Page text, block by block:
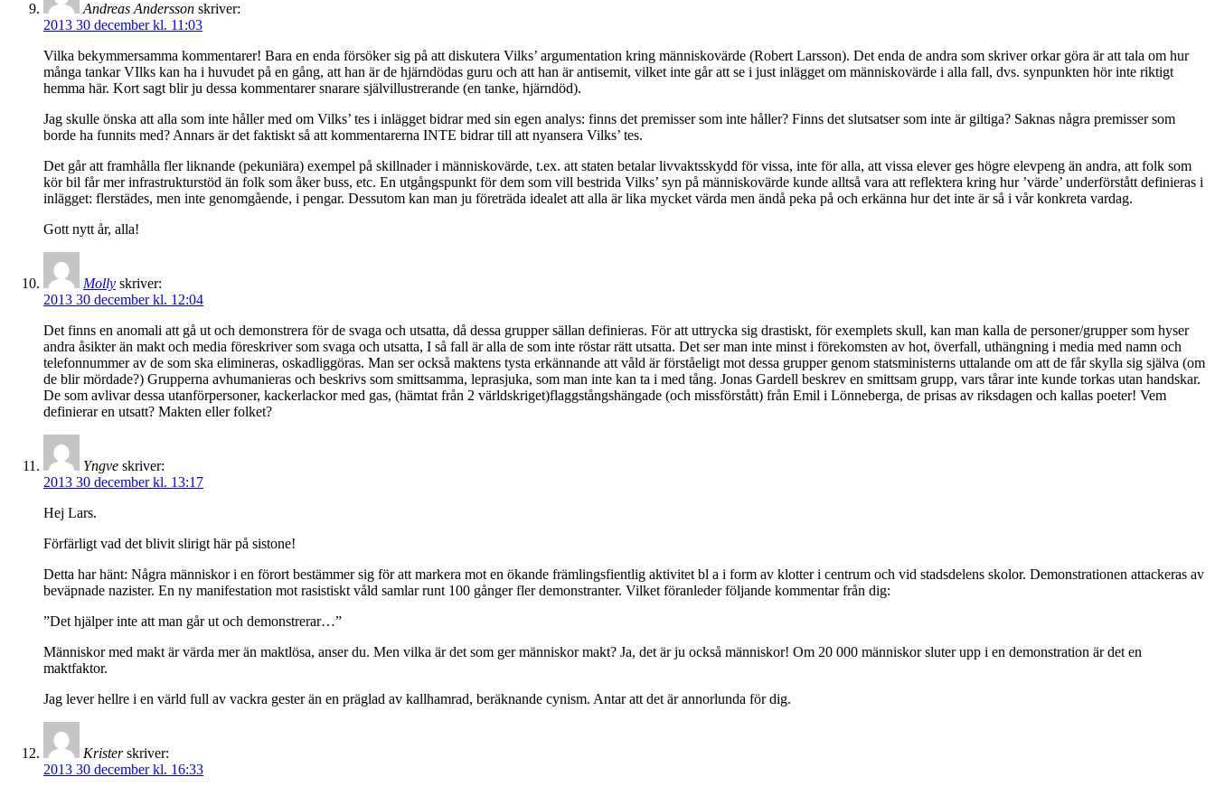
Andreas Andersson skriver:
2013 30 december kl. 11:03
Vilka bekymmersamma kommentarer! Bara en enda försöker sig på att diskutera Vilks’ argumentation kring människovärde (Robert Larsson). Det enda de andra som skriver orkar göra är att tala om hur
många tankar VIlks kan ha i huvudet på en gång, att han är de hjärndödas guru och att han är antisemit, vilket inte går att se i just inlägget om människovärde i alla fall, dvs. synpunkten hör inte riktigt
hemma här. Kort sagt blir ju dessa kommentarer snarare självillustrerande (en tanke, hjärndöd).
Jag skulle önska att alla som inte håller med om Vilks’ tes i inlägget bidrar med sin egen analys: finns det premisser som inte håller? Finns det slutsatser som inte är giltiga? Saknas några premisser som
borde ha funnits med? Annars är det faktiskt så att kommentarerna INTE bidrar till att nyansera Vilks’ tes.
Det går att framhålla fler liknande (pekuniära) exempel på skillnader i människovärde, t.ex. att staten betalar livvaktsskydd för vissa, inte för alla, att vissa elever ges högre elevpeng än andra, att folk som
kör bil får mer infrastrukturstöd än folk som åker buss, etc. En utgångspunkt för dem som vill bestrida Vilks’ syn på människovärde kunde alltså vara att reflektera kring hur ’värde’ underförstått definieras i
inlägget: flerstädes, men inte genomgående, i pengar. Dessutom kan man ju företräda idealet att alla är lika mycket värda men ändå peka på och erkänna hur det inte är så i vår konkreta vardag.
Gott nytt år, alla!
Molly skriver:
2013 30 december kl. 12:04
Det finns en anomali att gå ut och demonstrera för de svaga och utsatta, då dessa grupper sällan definieras. För att uttrycka sig drastiskt, för exemplets skull, kan man kalla de personer/grupper som hyser
andra åsikter än makt och media föreskriver som svaga och utsatta, I så fall är alla de som inte röstar rätt utsatta. Det ser man inte minst i förekomsten av hot, överfall, uthängning i media med namn och
telefonnummer av de som ska elimineras, oskadliggöras. Man ser också maktens tysta erkännande att våld är förståeligt mot dessa grupper genom statsministerns uttalande om att de får skylla sig själva (om
de blir mördade?) Grupperna avhumanieras och beskrivs som smittsamma, leprasjuka, som man inte kan ta i med tång. Jonas Gardell beskrev en smittsam grupp, vars tårar inte kunde torkas utan handskar.
De som avlivar dessa utanförpersoner, kackerlackor med gas, (hämtat från 2 världskriget)flaggstångshängade (och missförstått) från Emil i Lönneberga, de prisas av riksdagen och kallas poeter! Vem
definierar en utsatt? Makten eller folket?
Yngve skriver:
2013 30 december kl. 13:17
Hej Lars.
Förfärligt vad det blivit slirigt här på sistone!
Detta har hänt: Några människor i en förort bestämmer sig för att markera mot en ökande främlingsfientlig aktivitet bl a i form av klotter i centrum och vid stadsdelens skolor. Demonstrationen attackeras av
beväpnade nazister. En ny manifestation mot rasistiskt våld samlar runt 100 gånger fler demonstranter. Vilket föranleder följande kommentar från dig:
”Det hjälper inte att man går ut och demonstrerar…”
Människor med makt är värda mer än maktlösa, anser du. Men vilka är det som ger människor makt? Ja, det är ju också människor! Om 20 000 människor sluter upp i en demonstration är det en
maktfaktor.
Jag lever hellre i en värld full av vackra gester än en präglad av kallhamrad, beräknande cynism. Antar att det är annorlunda för dig.
Krister skriver:
2013 30 december kl. 16:33